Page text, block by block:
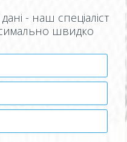
- наш спеціаліст
швидко